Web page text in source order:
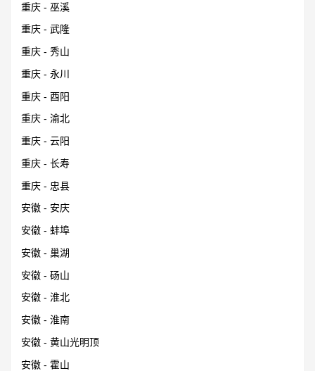
重庆 - 巫溪
重庆 - 武隆
重庆 - 秀山
重庆 - 永川
重庆 - 酉阳
重庆 - 渝北
重庆 - 云阳
重庆 - 长寿
重庆 - 忠县
安徽 - 安庆
安徽 - 蚌埠
安徽 - 巢湖
安徽 - 砀山
安徽 - 淮北
安徽 - 淮南
安徽 - 黄山光明顶
安徽 - 霍山